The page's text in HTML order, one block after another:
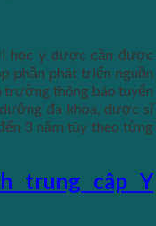
học y dược cần được
phần phát triển nguồn
trường thông báo tuyển
đa khoa, dược sĩ
3 năm tùy theo từng
trung câp Y